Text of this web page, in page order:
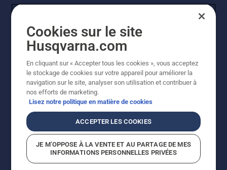
© Husqvarna AB (publ). Tous droits réservés. Les prix
indiqués sont des prix de vente conseillés. Tous les prix
indiqués sont des prix de vente recommandés (TVA
incluse), sauf si le produit est disponible pour un achat
direct.
Politique relative aux cookiesConditions d'utilisation
Signalement de violations présumées
Cookies sur le site
Husqvarna.com
En cliquant sur « Accepter tous les cookies », vous acceptez
le stockage de cookies sur votre appareil pour améliorer la
navigation sur le site, analyser son utilisation et contribuer à
nos efforts de marketing.
Lisez notre politique en matière de cookies
ACCEPTER LES COOKIES
JE M’OPPOSE À LA VENTE ET AU PARTAGE DE MES
INFORMATIONS PERSONNELLES PRIVÉES